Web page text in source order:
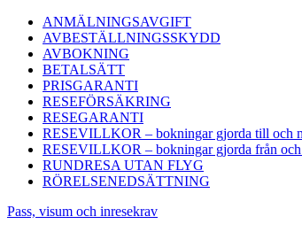
ANMÄLNINGSAVGIFT
AVBESTÄLLNINGSSKYDD
AVBOKNING
BETALSÄTT
PRISGARANTI
RESEFÖRSÄKRING
RESEGARANTI
RESEVILLKOR – bokningar gjorda till och
RESEVILLKOR – bokningar gjorda från
RUNDRESA UTAN FLYG
RÖRELSENEDSÄTTNING
Pass, visum och inresekrav